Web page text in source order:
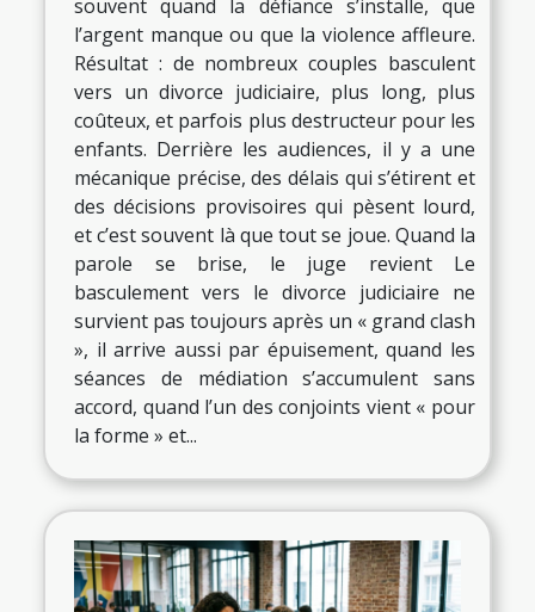
souvent quand la défiance s’installe, que
l’argent manque ou que la violence affleure.
Résultat : de nombreux couples basculent
vers un divorce judiciaire, plus long, plus
coûteux, et parfois plus destructeur pour les
enfants. Derrière les audiences, il y a une
mécanique précise, des délais qui s’étirent et
des décisions provisoires qui pèsent lourd,
et c’est souvent là que tout se joue. Quand la
parole se brise, le juge revient Le
basculement vers le divorce judiciaire ne
survient pas toujours après un « grand clash
», il arrive aussi par épuisement, quand les
séances de médiation s’accumulent sans
accord, quand l’un des conjoints vient « pour
la forme » et...